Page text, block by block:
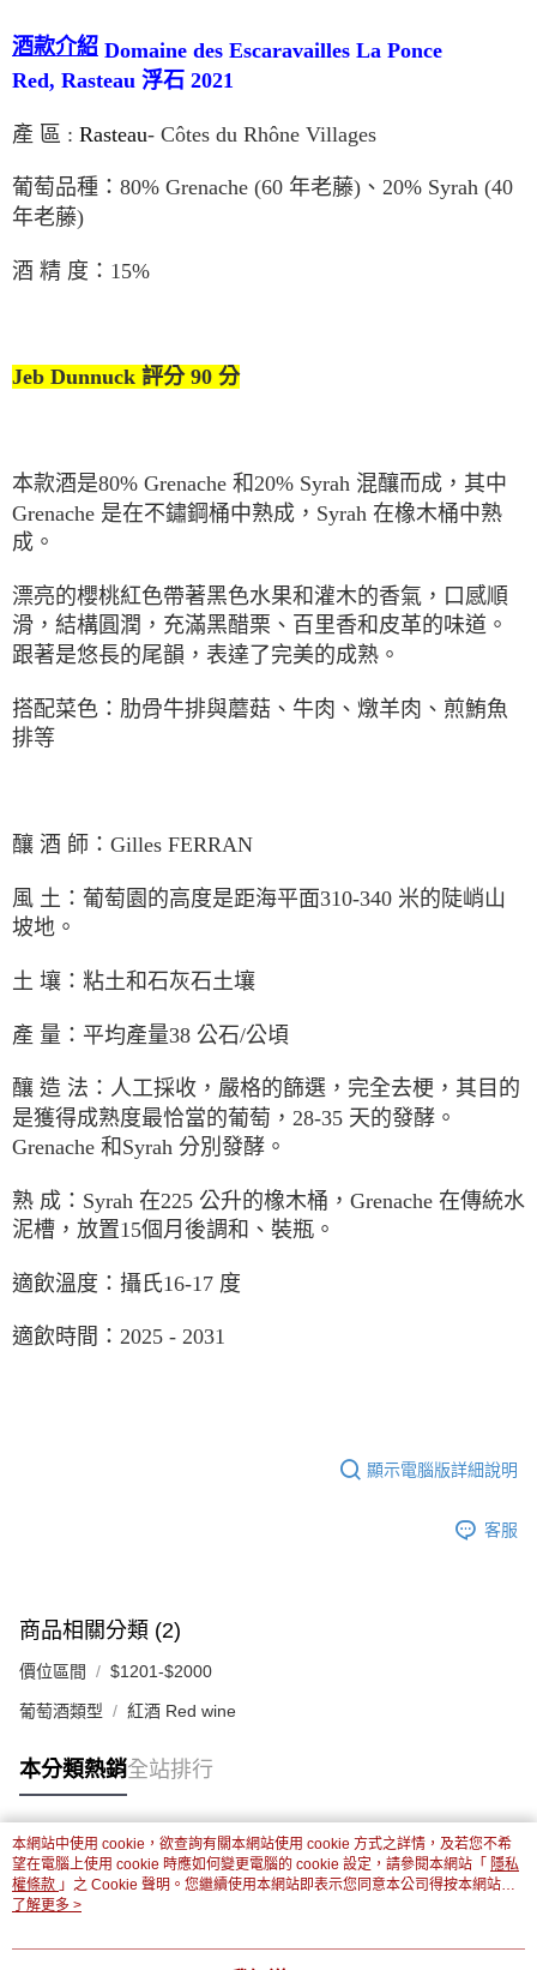
酒款介紹 Domaine des Escaravailles La Ponce
Red, Rasteau 浮石 2021
產 區 : Rasteau- Côtes du Rhône Villages
葡萄品種：80% Grenache (60 年老藤)、20% Syrah (40
年老藤)
酒 精 度：15%
Jeb Dunnuck 評分 90 分
本款酒是80% Grenache 和20% Syrah 混釀而成，其中
Grenache 是在不鏽鋼桶中熟成，Syrah 在橡木桶中熟
成。
漂亮的櫻桃紅色帶著黑色水果和灌木的香氣，口感順
滑，結構圓潤，充滿黑醋栗、百里香和皮革的味道。
跟著是悠⾧的尾韻，表達了完美的成熟。
搭配菜色：肋骨牛排與蘑菇、牛肉、燉羊肉、煎鮪魚
排等
釀 酒 師：Gilles FERRAN
風 土：葡萄園的高度是距海平面310-340 米的陡峭山
坡地。
土 壤：粘土和石灰石土壤
產 量：平均產量38 公石/公頃
釀 造 法：人工採收，嚴格的篩選，完全去梗，其目的
是獲得成熟度最恰當的葡萄，28-35 天的發酵。
Grenache 和Syrah 分別發酵。
熟 成：Syrah 在225 公升的橡木桶，Grenache 在傳統水
泥槽，放置15個月後調和、裝瓶。
適飲溫度：攝氏16-17 度
適飲時間：2025 - 2031
顯示電腦版詳細說明
客服
商品相關分類 (2)
價位區間 $1201-$2000
葡萄酒類型 紅酒 Red wine
本分類熱銷全站排行
熱門標籤
本網站中使用 cookie，欲查詢有關本網站使用 cookie 方式之詳情，及若您不希
望在電腦上使用 cookie 時應如何變更電腦的 cookie 設定，請參閱本網站「 隱私
權條款 」之 Cookie 聲明。您繼續使用本網站即表示您同意本公司得按本網站使
用條款之 Cookie 聲明使用 cookie。
了解更多 >